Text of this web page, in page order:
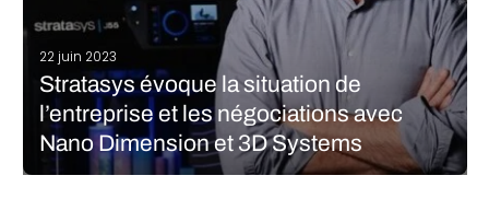
22 juin 2023
Stratasys évoque la situation de
l’entreprise et les négociations avec
Nano Dimension et 3D Systems